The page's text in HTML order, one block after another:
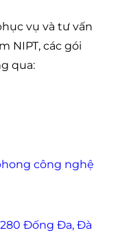
vụ và tư vấn
NIPT, các gói
qua:
công nghệ
280 Đống Đa, Đà